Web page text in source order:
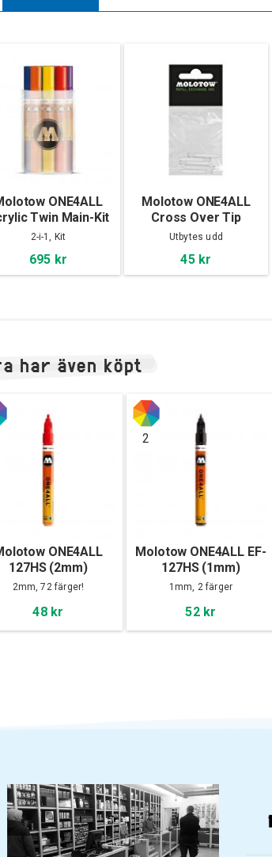
ONE4ALL
Twin Main-Kit
1, 12-set
2-i-1, Kit
695 kr
Molotow ONE4ALL
Cross Over Tip
1.5mm (5 pack)
Utbytes udd
45 kr
har även köpt
ONE4ALL
127HS (2mm)
2mm, 72 färger!
48 kr
2
Molotow ONE4ALL EF-
127HS (1mm)
1mm, 2 färger
52 kr